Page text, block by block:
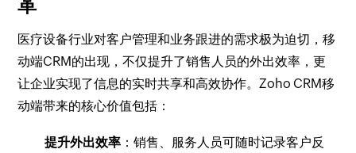
革
医疗设备行业对客户管理和业务跟进的需求极为迫切，移
动端CRM的出现，不仅提升了销售人员的外出效率，更
让企业实现了信息的实时共享和高效协作。Zoho CRM移
动端带来的核心价值包括：
提升外出效率 ：销售、服务人员可随时记录客户反